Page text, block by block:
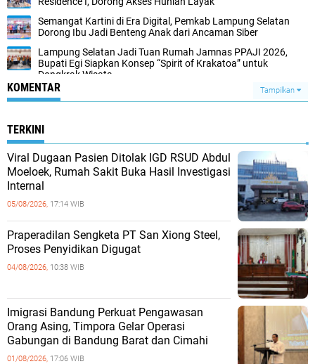
Semangat Kartini di Era Digital, Pemkab Lampung Selatan
Dorong Ibu Jadi Benteng Anak dari Ancaman Siber
Lampung Selatan Jadi Tuan Rumah Jamnas PPAJI 2026,
Bupati Egi Siapkan Konsep “Spirit of Krakatoa” untuk
Dongkrak Wisata
KOMENTAR Tampilkan
TERKINI
Viral Dugaan Pasien Ditolak IGD RSUD Abdul
Moeloek, Rumah Sakit Buka Hasil Investigasi
Internal
05/08/2026, 17:14 WIB
Praperadilan Sengketa PT San Xiong Steel,
Proses Penyidikan Digugat
04/08/2026, 10:38 WIB
Imigrasi Bandung Perkuat Pengawasan
Orang Asing, Timpora Gelar Operasi
Gabungan di Bandung Barat dan Cimahi
01/08/2026, 17:06 WIB